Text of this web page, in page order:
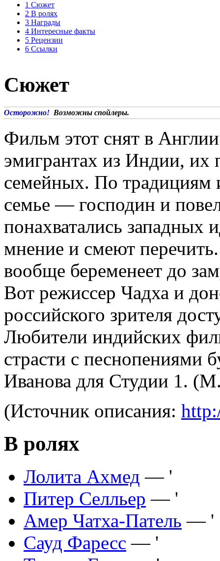
1 Сюжет
2 В ролях
3 Награды
4 Интересные факты
5 Рецензии
6 Ссылки
Сюжет
Осторожно! Возможны спойлеры.
Фильм этот снят в
эмигрантах из Индии, их
семейных. По традициям
семье — господин и
понахватались западных
мнение и смеют
вообще беременеет до
Вот режиссер Чадха и
российского зрителя
Любители индийских
страсти с песнопениями
Иванова для Студии 1.
(Источник описания:
В ролях
Лолита Ахмед — '
Питер Селльер — '
Амер Чатха-Патель — '
Сауд Фаресс — '